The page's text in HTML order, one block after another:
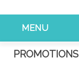
MENU
PROMOTIONS